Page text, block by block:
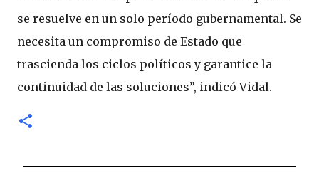
se resuelve en un solo período gubernamental. Se
necesita un compromiso de Estado que
trascienda los ciclos políticos y garantice la
continuidad de las soluciones”, indicó Vidal.